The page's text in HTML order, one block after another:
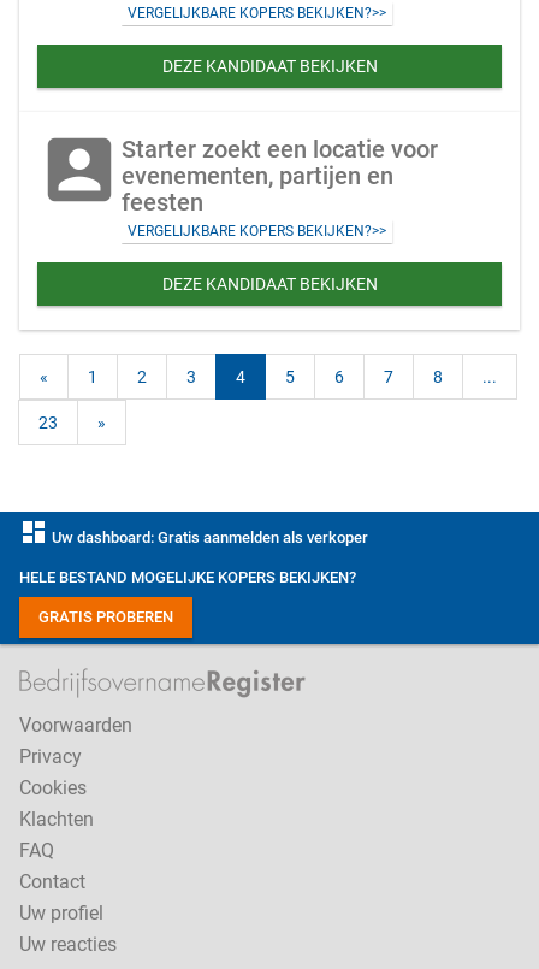
VERGELIJKBARE KOPERS BEKIJKEN?>>
DEZE KANDIDAAT BEKIJKEN
account_box Starter zoekt een locatie voor
evenementen, partijen en
feesten
VERGELIJKBARE KOPERS BEKIJKEN?>>
DEZE KANDIDAAT BEKIJKEN
« 1 2 3 4 5 6 7 8 ...
23 »
dashboard Uw dashboard: Gratis aanmelden als verkoper
HELE BESTAND MOGELIJKE KOPERS BEKIJKEN?
GRATIS PROBEREN
Voorwaarden
Privacy
Cookies
Klachten
FAQ
Contact
Uw profiel
Uw reacties